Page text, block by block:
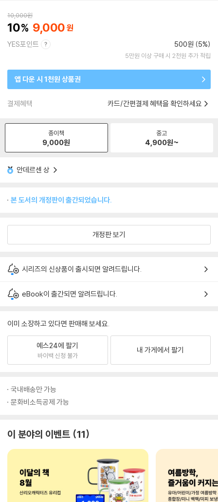
10,000원
10 9,000
YES포인트 500원 (5%)
5만원 이상 구매 시 2천원 추가 적립
앱 다운 시 1천원 상품권
결제혜택 카드/간편결제 혜택을 확인하세요
종이책
9,000원
중고
4,900원~
안데르센 상
본 도서의 개정판이 출간되었습니다.
개정판 보기
시리즈의 신상품이 출시되면 알려드립니다.
eBook이 출간되면 알려드립니다.
이미 소장하고 있다면 판매해 보세요.
예스24에 팔기
바이백 신청 불가
내 가게에서 팔기
국내배송만 가능
문화비소득공제 가능
이 분야의 이벤트 11